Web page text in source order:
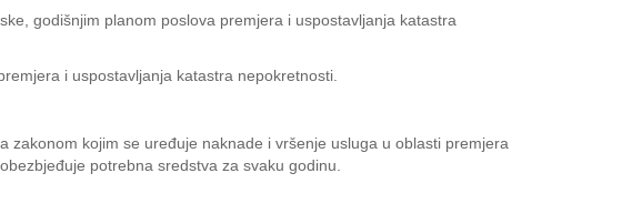
godišnjim planom poslova premjera i uspostavljanja katastra
i uspostavljanja katastra nepokretnosti.
kojim se uređuje naknade i vršenje usluga u oblasti premjera
potrebna sredstva za svaku godinu.